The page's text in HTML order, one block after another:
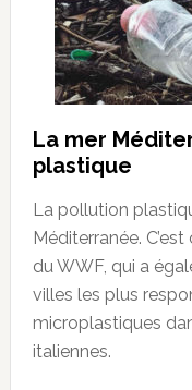
La mer
plastique
La pollution
Méditerranée.
du WWF, qui a
villes les plus
microplastiques
italiennes.